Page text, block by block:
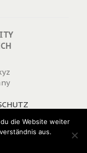
die Website weiter
aus.